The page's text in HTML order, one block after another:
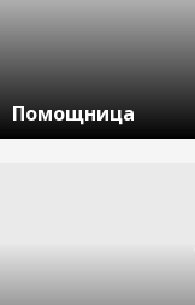
Помощница